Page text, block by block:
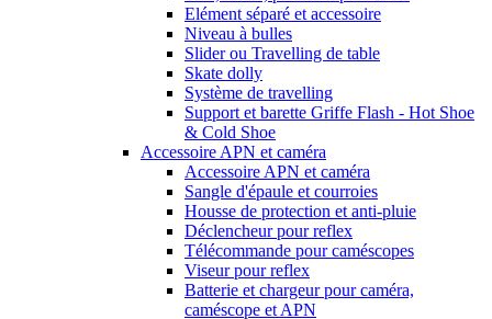
Elément séparé et accessoire
Niveau à bulles
Slider ou Travelling de table
Skate dolly
Système de travelling
Support et barette Griffe Flash - Hot Shoe
& Cold Shoe
Accessoire APN et caméra
Accessoire APN et caméra
Sangle d'épaule et courroies
Housse de protection et anti-pluie
Déclencheur pour reflex
Télécommande pour caméscopes
Viseur pour reflex
Batterie et chargeur pour caméra,
caméscope et APN